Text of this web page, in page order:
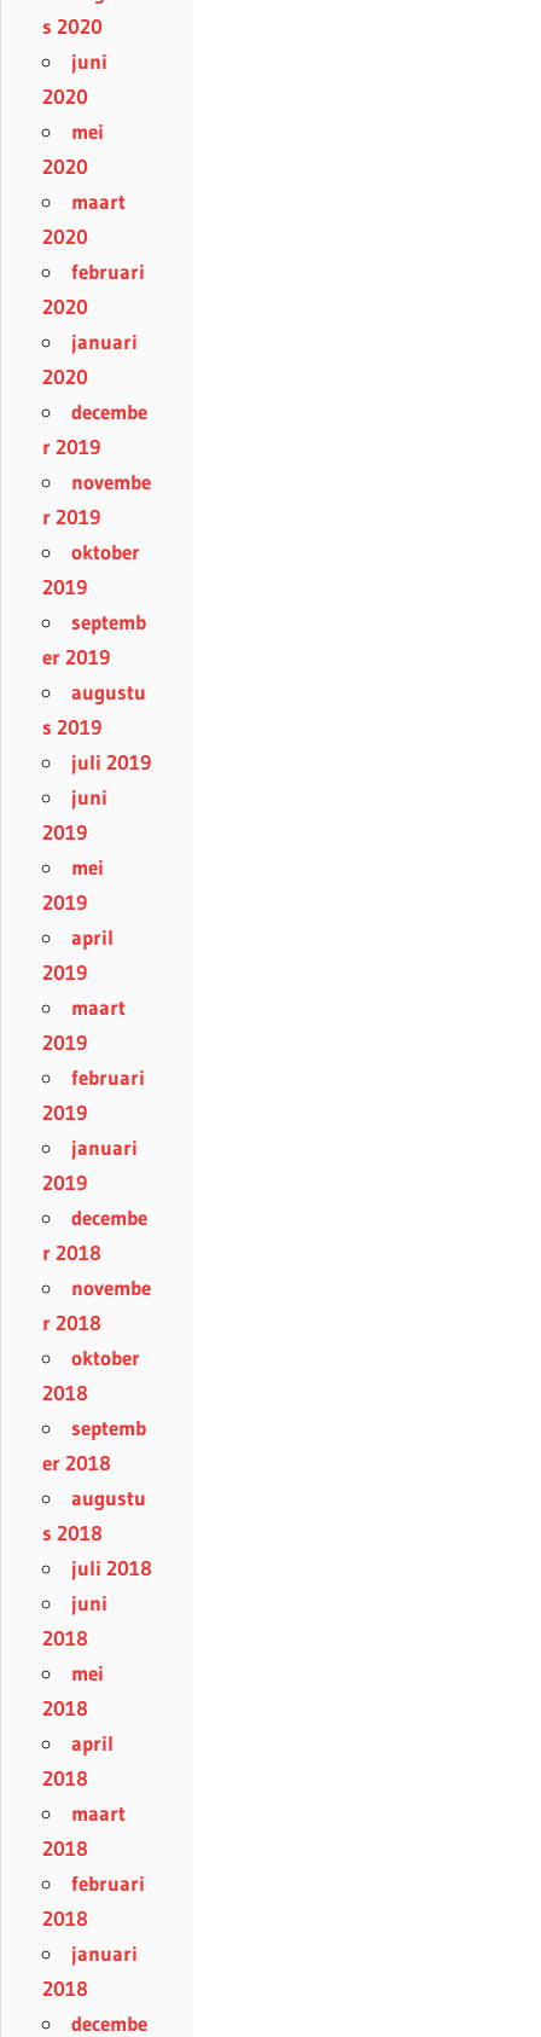
s 2020
juni
2020
mei
2020
maart
2020
februari
2020
januari
2020
decembe
r 2019
novembe
r 2019
oktober
2019
septemb
er 2019
augustu
s 2019
juli 2019
juni
2019
mei
2019
april
2019
maart
2019
februari
2019
januari
2019
decembe
r 2018
novembe
r 2018
oktober
2018
septemb
er 2018
augustu
s 2018
juli 2018
juni
2018
mei
2018
april
2018
maart
2018
februari
2018
januari
2018
decembe